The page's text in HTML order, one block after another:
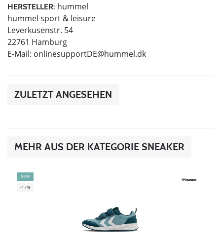
HERSTELLER: hummel
hummel sport & leisure
Leverkusenstr. 54
22761 Hamburg
E-Mail: onlinesupportDE@hummel.dk
ZULETZT ANGESEHEN
MEHR AUS DER KATEGORIE SNEAKER
NEW
-17%